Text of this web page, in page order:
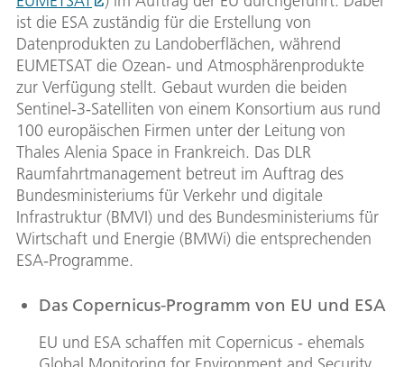
ist die ESA zuständig für die Erstellung von
Datenprodukten zu Landoberflächen, während
EUMETSAT die Ozean- und Atmosphärenprodukte
zur Verfügung stellt. Gebaut wurden die beiden
Sentinel-3-Satelliten von einem Konsortium aus rund
100 europäischen Firmen unter der Leitung von
Thales Alenia Space in Frankreich. Das DLR
Raumfahrtmanagement betreut im Auftrag des
Bundesministeriums für Verkehr und digitale
Infrastruktur (BMVI) und des Bundesministeriums für
Wirtschaft und Energie (BMWi) die entsprechenden
ESA-Programme.
Das Copernicus-Programm von EU und ESA
EU und ESA schaffen mit Copernicus - ehemals